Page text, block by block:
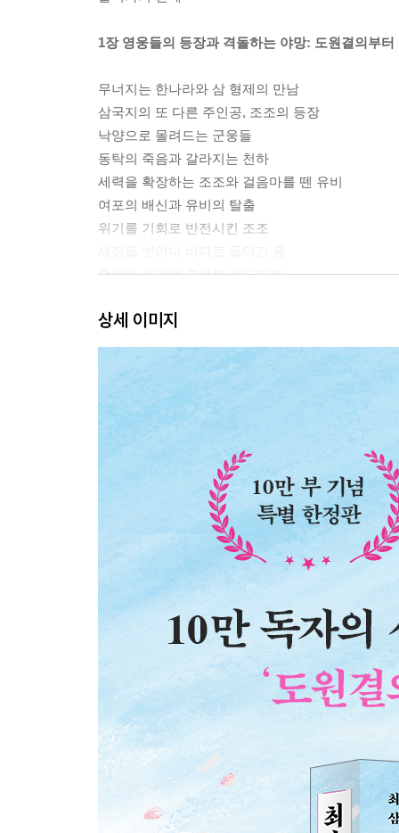
1장 영웅들의 등장과 격돌하는 야망: 도원결의부터
무너지는 한나라와 삼 형제의 만남
삼국지의 또 다른 주인공, 조조의 등장
낙양으로 몰려드는 군웅들
동탁의 죽음과 갈라지는 천하
세력을 확장하는 조조와 걸음마를 뗀 유비
여포의 배신과 유비의 탈출
위기를 기회로 반전시킨 조조
중원의 주인을 결정한 관도대전
2장 셋으로 나뉘는 천하: 삼고초려부터 적벽대전까
손권이 계승한 강동과 유비를 품은 형주
천하를 가져다 줄 누워 있는 용, 제갈량
북부를 평정한 조조, 남쪽으로 향하다
조조에 맞서 연합하는 유비와 손권
물밑에서 채워지는 책략의 사슬들
불타는 장강, 적벽대전
3장 절제하지 못하는 자의 최후: 형주공방전부터
기회의 땅, 형주의 새로운 주인
익주 점령으로 실현된 천하삼분
조조와 유비의 대격돌, 한중 전투
손권의 배신과 관우의 죽음
천하를 다툰 영웅들의 퇴장
연합의 붕괴, 이릉대전
4장 완수된 천하통일의 대업: 제갈량의 북벌부터
북벌에 나서는 제갈량의 출사표
거듭되는 패배로 실패한 1차 북벌
상세 이미지